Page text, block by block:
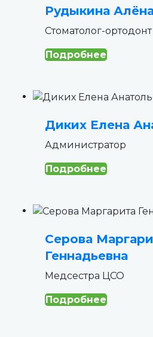
Рудыкина
Стоматолог-ортодонт
Подробнее
Диких Елена
Администратор
Подробнее
Серова
Геннадьевна
Медсестра ЦСО
Подробнее